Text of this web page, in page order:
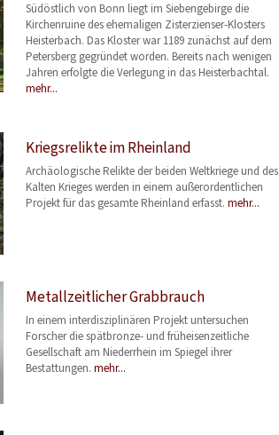
Südöstlich von Bonn liegt im Siebengebirge die
Kirchenruine des ehemaligen Zisterzienser-Klosters
Heisterbach. Das Kloster war 1189 zunächst auf dem
Petersberg gegründet worden. Bereits nach wenigen
Jahren erfolgte die Verlegung in das Heisterbachtal.
mehr...
Kriegsrelikte im Rheinland
Archäologische Relikte der beiden Weltkriege und des
Kalten Krieges werden in einem außerordentlichen
Projekt für das gesamte Rheinland erfasst. mehr...
Metallzeitlicher Grabbrauch
In einem interdisziplinären Projekt untersuchen
Forscher die spätbronze- und früheisenzeitliche
Gesellschaft am Niederrhein im Spiegel ihrer
Bestattungen. mehr...